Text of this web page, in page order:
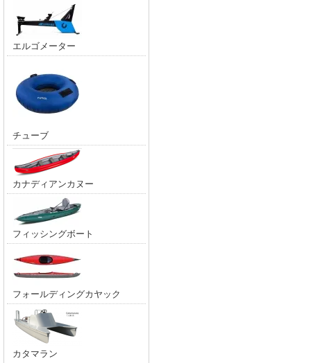
エルゴメーター
チューブ
カナディアンカヌー
フィッシングボート
フォールディングカヤック
カタマラン